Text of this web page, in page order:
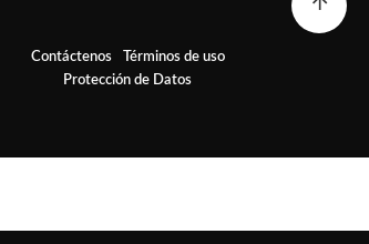
Contáctenos
Términos de uso
Protección de Datos